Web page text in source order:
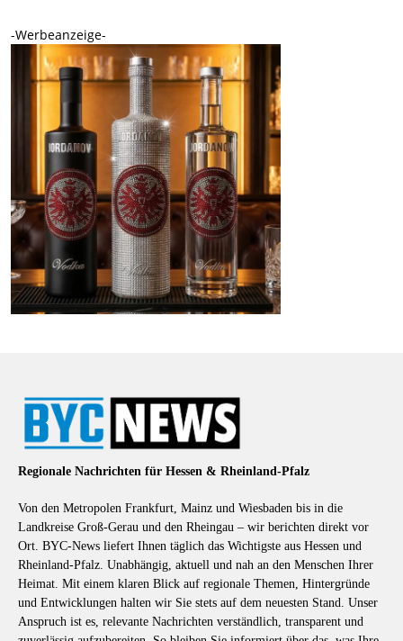
-Werbeanzeige-
Regionale Nachrichten für Hessen & Rheinland-Pfalz
Von den Metropolen Frankfurt, Mainz und Wiesbaden bis in die
Landkreise Groß-Gerau und den Rheingau – wir berichten direkt vor
Ort. BYC-News liefert Ihnen täglich das Wichtigste aus Hessen und
Rheinland-Pfalz. Unabhängig, aktuell und nah an den Menschen Ihrer
Heimat. Mit einem klaren Blick auf regionale Themen, Hintergründe
und Entwicklungen halten wir Sie stets auf dem neuesten Stand. Unser
Anspruch ist es, relevante Nachrichten verständlich, transparent und